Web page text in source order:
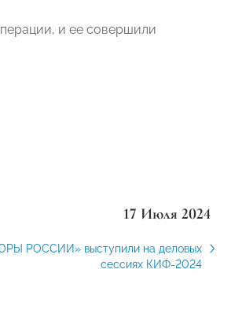
и ее совершили
17 Июля 2024
РОССИИ» выступили на деловых
сессиях КИФ-2024